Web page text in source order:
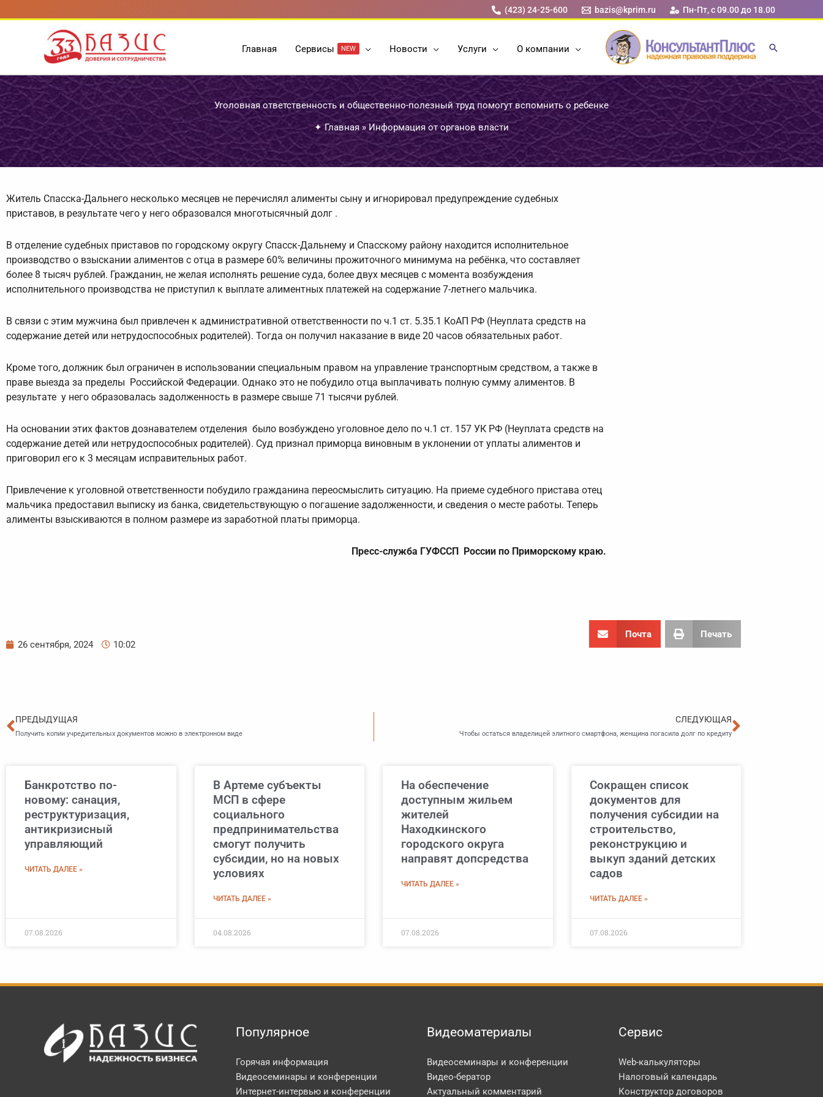
к
содержимому
(423) 24-25-600 bazis@kprim.ru Пн-Пт, с 09.00 до 18.00
Главная Cервисы NEW Новости Услуги О компании
Уголовная ответственность и общественно-полезный труд помогут вспомнить о ребенке
✦ Главная »Информация от органов власти
Житель Спасска-Дальнего несколько месяцев не перечислял алименты сыну и игнорировал предупреждение судебных
приставов, в результате чего у него образовался многотысячный долг .
В отделение судебных приставов по городскому округу Спасск-Дальнему и Спасскому району находится исполнительное
производство о взыскании алиментов с отца в размере 60% величины прожиточного минимума на ребёнка, что составляет
более 8 тысяч рублей. Гражданин, не желая исполнять решение суда, более двух месяцев с момента возбуждения
исполнительного производства не приступил к выплате алиментных платежей на содержание 7-летнего мальчика.
В связи с этим мужчина был привлечен к административной ответственности по ч.1 ст. 5.35.1 КоАП РФ (Неуплата средств на
содержание детей или нетрудоспособных родителей). Тогда он получил наказание в виде 20 часов обязательных работ.
Кроме того, должник был ограничен в использовании специальным правом на управление транспортным средством, а также в
праве выезда за пределы Российской Федерации. Однако это не побудило отца выплачивать полную сумму алиментов. В
результате у него образовалась задолженность в размере свыше 71 тысячи рублей.
На основании этих фактов дознавателем отделения было возбуждено уголовное дело по ч.1 ст. 157 УК РФ (Неуплата средств на
содержание детей или нетрудоспособных родителей). Суд признал приморца виновным в уклонении от уплаты алиментов и
приговорил его к 3 месяцам исправительных работ.
Привлечение к уголовной ответственности побудило гражданина переосмыслить ситуацию. На приеме судебного пристава отец
мальчика предоставил выписку из банка, свидетельствующую о погашение задолженности, и сведения о месте работы. Теперь
алименты взыскиваются в полном размере из заработной платы приморца.
Пресс-служба ГУФССП России по Приморскому краю.
26 сентября, 2024 10:02
Почта Печать
Пред
ПРЕДЫДУЩАЯ
Получить копии учредительных документов можно в электронном виде
СЛЕДУЮЩАЯ
Чтобы остаться владелицей элитного смартфона, женщина погасила долг по кредиту
Банкротство по-
новому: санация,
реструктуризация,
антикризисный
управляющий
ЧИТАТЬ ДАЛЕЕ »
07.08.2026
В Артеме субъекты
МСП в сфере
социального
предпринимательства
смогут получить
субсидии, но на новых
условиях
ЧИТАТЬ ДАЛЕЕ »
04.08.2026
На обеспечение
доступным жильем
жителей
Находкинского
городского округа
направят допсредства
ЧИТАТЬ ДАЛЕЕ »
07.08.2026
Сокращен список
документов для
получения субсидии на
строительство,
реконструкцию и
выкуп зданий детских
садов
ЧИТАТЬ ДАЛЕЕ »
07.08.2026
Популярное
Горячая информация
Видеосеминары и конференции
Интернет-интервью и конференции
Видеоматериалы
Видеосеминары и конференции
Видео-бератор
Актуальный комментарий
Сервис
Web-калькуляторы
Налоговый календарь
Конструктор договоров